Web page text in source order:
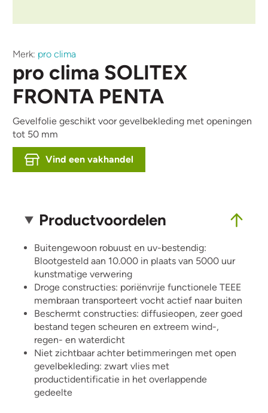
Merk: pro clima
pro clima SOLITEX
FRONTA PENTA
Gevelfolie geschikt voor gevelbekleding met openingen
tot 50 mm
Vind een vakhandel
Productvoordelen
Buitengewoon robuust en uv-bestendig:
Blootgesteld aan 10.000 in plaats van 5000 uur
kunstmatige verwering
Droge constructies: poriënvrije functionele TEEE
membraan transporteert vocht actief naar buiten
Beschermt constructies: diffusieopen, zeer goed
bestand tegen scheuren en extreem wind-,
regen- en waterdicht
Niet zichtbaar achter betimmeringen met open
gevelbekleding: zwart vlies met
productidentificatie in het overlappende
gedeelte